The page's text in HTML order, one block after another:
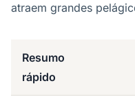
atraem grandes
Resumo
rápido